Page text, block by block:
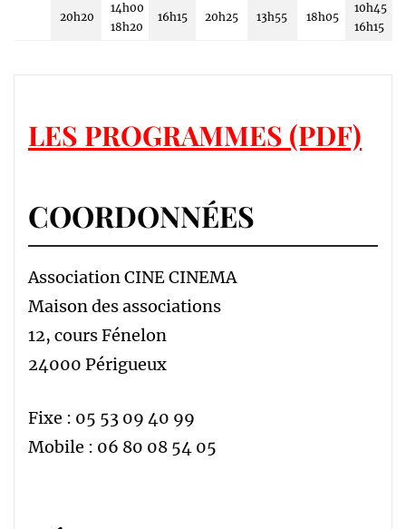
20h20
14h00
18h20
16h15 20h25 13h55 18h05
10h45
16h15
LES PROGRAMMES (PDF)
COORDONNÉES
Association CINE CINEMA
Maison des associations
12, cours Fénelon
24000 Périgueux
Fixe : 05 53 09 40 99
Mobile : 06 80 08 54 05